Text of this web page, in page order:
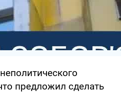
предложил сделать